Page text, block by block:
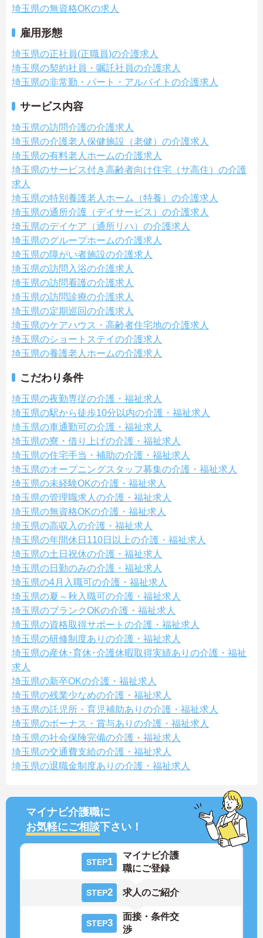
埼玉県の無資格OKの求人
雇用形態
埼玉県の正社員(正職員)の介護求人
埼玉県の契約社員・嘱託社員の介護求人
埼玉県の非常勤・パート・アルバイトの介護求人
サービス内容
埼玉県の訪問介護の介護求人
埼玉県の介護老人保健施設（老健）の介護求人
埼玉県の有料老人ホームの介護求人
埼玉県のサービス付き高齢者向け住宅（サ高住）の介護
求人
埼玉県の特別養護老人ホーム（特養）の介護求人
埼玉県の通所介護（デイサービス）の介護求人
埼玉県のデイケア（通所リハ）の介護求人
埼玉県のグループホームの介護求人
埼玉県の障がい者施設の介護求人
埼玉県の訪問入浴の介護求人
埼玉県の訪問看護の介護求人
埼玉県の訪問診療の介護求人
埼玉県の定期巡回の介護求人
埼玉県のケアハウス・高齢者住宅地の介護求人
埼玉県のショートステイの介護求人
埼玉県の養護老人ホームの介護求人
こだわり条件
埼玉県の夜勤専従の介護・福祉求人
埼玉県の駅から徒歩10分以内の介護・福祉求人
埼玉県の車通勤可の介護・福祉求人
埼玉県の寮・借り上げの介護・福祉求人
埼玉県の住宅手当・補助の介護・福祉求人
埼玉県のオープニングスタッフ募集の介護・福祉求人
埼玉県の未経験OKの介護・福祉求人
埼玉県の管理職求人の介護・福祉求人
埼玉県の無資格OKの介護・福祉求人
埼玉県の高収入の介護・福祉求人
埼玉県の年間休日110日以上の介護・福祉求人
埼玉県の土日祝休の介護・福祉求人
埼玉県の日勤のみの介護・福祉求人
埼玉県の4月入職可の介護・福祉求人
埼玉県の夏～秋入職可の介護・福祉求人
埼玉県のブランクOKの介護・福祉求人
埼玉県の資格取得サポートの介護・福祉求人
埼玉県の研修制度ありの介護・福祉求人
埼玉県の産休･育休･介護休暇取得実績ありの介護・福祉
求人
埼玉県の新卒OKの介護・福祉求人
埼玉県の残業少なめの介護・福祉求人
埼玉県の託児所・育児補助ありの介護・福祉求人
埼玉県のボーナス・賞与ありの介護・福祉求人
埼玉県の社会保険完備の介護・福祉求人
埼玉県の交通費支給の介護・福祉求人
埼玉県の退職金制度ありの介護・福祉求人
マイナビ介護職に
お気軽にご相談下さい！
STEP1
マイナビ介護
職にご登録
STEP2 求人のご紹介
STEP3
面接・条件交
渉